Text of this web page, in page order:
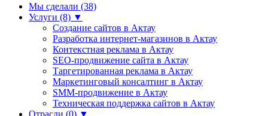
Мы сделали (38)
Услуги (8) ▼
Создание сайтов в Актау
Разработка интернет-магазинов в Актау
Контекстная реклама в Актау
SEO-продвижение сайта в Актау
Таргетированная реклама в Актау
Маркетинговый консалтинг в Актау
SMM-продвижение в Актау
Техническая поддержка сайтов в Актау
Отрасли (0) ▼